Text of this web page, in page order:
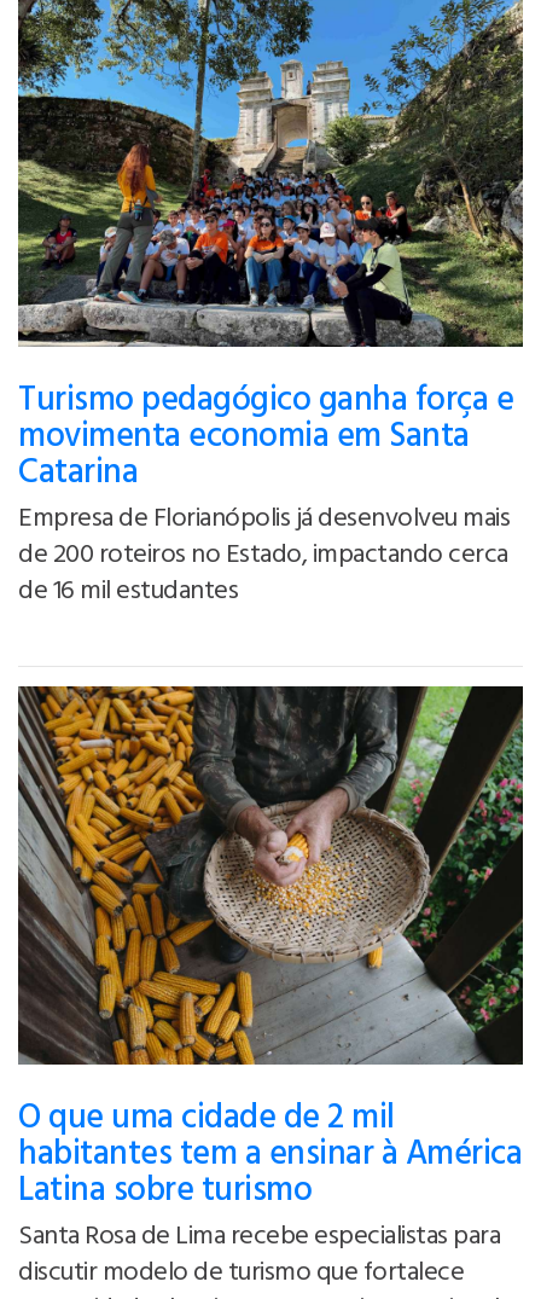
Turismo pedagógico ganha força e
movimenta economia em Santa
Catarina
Empresa de Florianópolis já desenvolveu mais
de 200 roteiros no Estado, impactando cerca
de 16 mil estudantes
O que uma cidade de 2 mil
habitantes tem a ensinar à América
Latina sobre turismo
Santa Rosa de Lima recebe especialistas para
discutir modelo de turismo que fortalece